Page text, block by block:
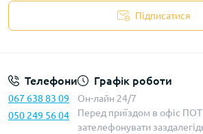
Підписатися
Телефони
067 638 83 09
050 249 56 04
Графік роботи
Он-лайн 24/7
Перед приїздом в офіс
зателефонувати